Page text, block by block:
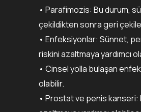
• Parafimozis: Bu durum,
çekildikten sonra geri
• Enfeksiyonlar: Sünnet,
riskini azaltmaya yardımcı
• Cinsel yolla bulaşan
olabilir.
• Prostat ve penis kanseri: